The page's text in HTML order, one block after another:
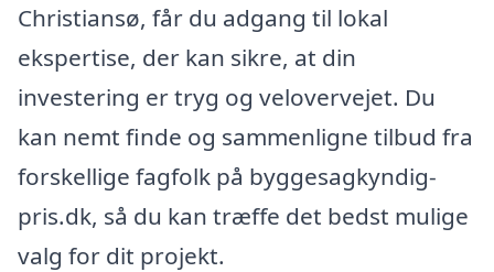
Christiansø, får du adgang til lokal
ekspertise, der kan sikre, at din
investering er tryg og velovervejet. Du
kan nemt finde og sammenligne tilbud fra
forskellige fagfolk på byggesagkyndig-
pris.dk, så du kan træffe det bedst mulige
valg for dit projekt.